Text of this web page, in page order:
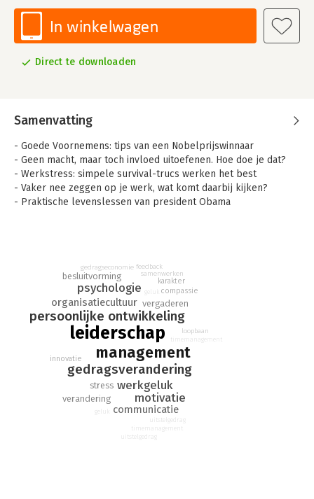
In winkelwagen
Direct te downloaden
Samenvatting
- Goede Voornemens: tips van een Nobelprijswinnaar
- Geen macht, maar toch invloed uitoefenen. Hoe doe je dat?
- Werkstress: simpele survival-trucs werken het best
- Vaker nee zeggen op je werk, wat komt daarbij kijken?
- Praktische levenslessen van president Obama
Dit boek bevat 52 recente columns. Inclusief de lessen uit
Bens interview met president Barack Obama.
leiderschap
management
gedragsverandering
persoonlijke ontwikkeling
werkgeluk
organisatiecultuur
psychologie
motivatie
communicatie
verandering
vergaderen
stress
besluitvorming
gedragseconomie
innovatie
feedback
samenwerken
karakter
compassie
loopbaan
timemanagement
uitstelgedrag
timemanagement
uitstelgedrag